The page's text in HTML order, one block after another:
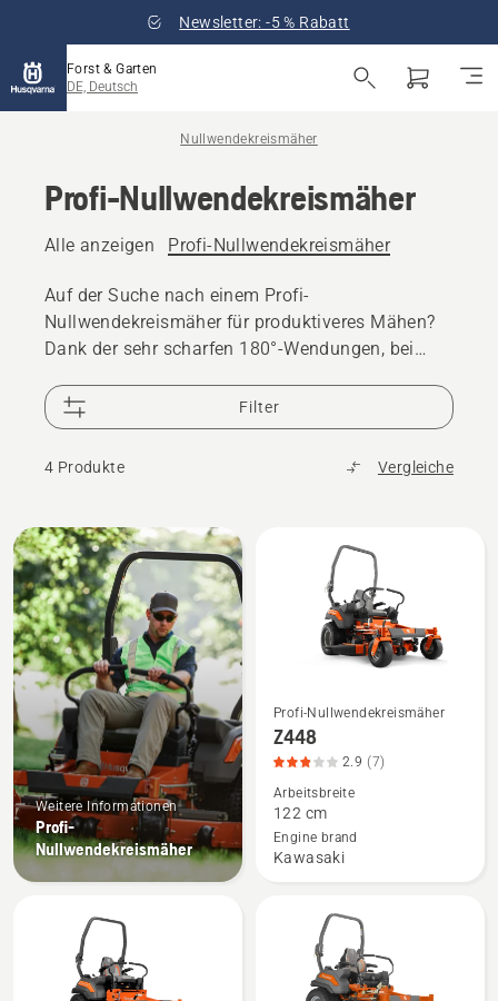
Newsletter: -5 % Rabatt
Forst & Garten
DE, Deutsch
Nullwendekreismäher
Profi-Nullwendekreismäher
Alle anzeigen Profi-Nullwendekreismäher
Auf der Suche nach einem Profi-
Nullwendekreismäher für produktiveres Mähen?
Dank der sehr scharfen 180°-Wendungen, bei
erzielen Sie hervorragende Mähergebnisse.
Entdecken Sie unsere Profi-Nullwendekreismäher,
entwickelt für den anspruchsvollen,
Filter
4 Produkte Vergleiche
Alle
Produkte
Weitere Informationen
Profi-
Nullwendekreismäher
Mehr
Details
zu
Z448
anzeigen,
Produktbewertung
Profi-Nullwendekreismäher
Z448
2.9 (7)
Arbeitsbreite
122 cm
Engine brand
Kawasaki